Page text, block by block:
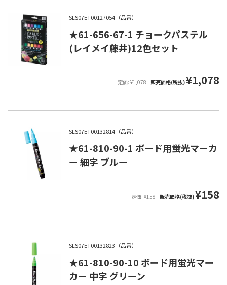
SLS07ET00127054（品番）
★61-656-67-1 チョークパステル
(レイメイ藤井)12色セット
定価: ¥1,078 販売価格(税抜)¥1,078
SLS07ET00132814（品番）
★61-810-90-1 ボード用蛍光マーカ
ー 細字 ブルー
定価: ¥158 販売価格(税抜)¥158
SLS07ET00132823（品番）
★61-810-90-10 ボード用蛍光マー
カー 中字 グリーン